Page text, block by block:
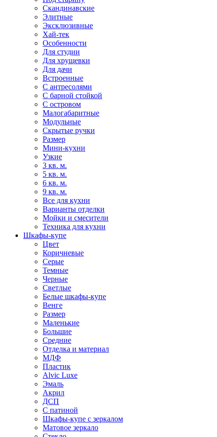
Скандинавские
Элитные
Эксклюзивные
Хай-тек
Особенности
Для студии
Для хрущевки
Для дачи
Встроенные
С антресолями
С барной стойкой
С островом
Малогабаритные
Модульные
Скрытые ручки
Размер
Мини-кухни
Узкие
3 кв. м.
5 кв. м.
6 кв. м.
9 кв. м.
Все для кухни
Варианты отделки
Мойки и смесители
Техника для кухни
Шкафы-купе
Цвет
Коричневые
Серые
Темные
Черные
Светлые
Белые шкафы-купе
Венге
Размер
Маленькие
Большие
Средние
Отделка и материал
МДФ
Пластик
Alvic Luxe
Эмаль
Акрил
ДСП
С патиной
Шкафы-купе с зеркалом
Матовое зеркало